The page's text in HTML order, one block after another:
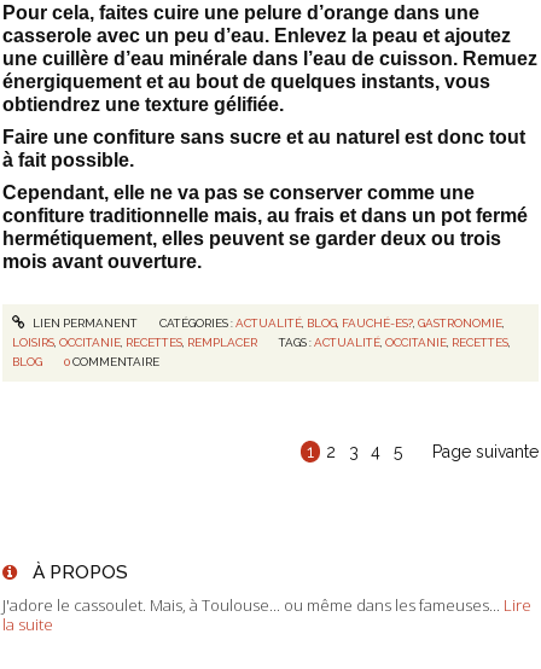
Pour cela, faites cuire une pelure d’orange dans une
casserole avec un peu d’eau. Enlevez la peau et ajoutez
une cuillère d’eau minérale dans l’eau de cuisson. Remuez
énergiquement et au bout de quelques instants, vous
obtiendrez une texture gélifiée.
Faire une confiture sans sucre et au naturel est donc tout
à fait possible.
Cependant, elle ne va pas se conserver comme une
confiture traditionnelle mais, au frais et dans un pot fermé
hermétiquement, elles peuvent se garder deux ou trois
mois avant ouverture.
LIEN PERMANENT CATÉGORIES :ACTUALITÉ, BLOG, FAUCHÉ-ES?, GASTRONOMIE,
LOISIRS,OCCITANIE, RECETTES, REMPLACER TAGS :ACTUALITÉ,OCCITANIE, RECETTES,
BLOG
0 COMMENTAIRE
1 2 3 4 5 Page suivante
À PROPOS
J'adore le cassoulet. Mais, à Toulouse... ou même dans les fameuses...
Lire
la suite